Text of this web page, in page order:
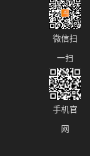
微信扫
一扫
手机官
网